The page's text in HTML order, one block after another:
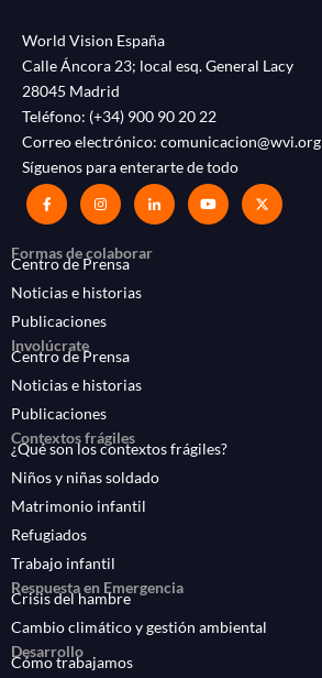
World Vision España
Calle Áncora 23; local esq. General Lacy
28045 Madrid
Teléfono: (+34) 900 90 20 22
Correo electrónico: comunicacion@wvi.org
Síguenos para enterarte de todo
Formas de colaborar
Centro de Prensa
Noticias e historias
Publicaciones
Involúcrate
Centro de Prensa
Noticias e historias
Publicaciones
Contextos frágiles
¿Qué son los contextos frágiles?
Niños y niñas soldado
Matrimonio infantil
Refugiados
Trabajo infantil
Respuesta en Emergencia
Crisis del hambre
Cambio climático y gestión ambiental
Desarrollo
Cómo trabajamos